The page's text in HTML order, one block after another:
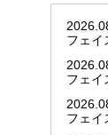
フェイ
フェイ
フェイ